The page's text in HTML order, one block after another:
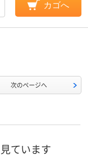
カゴへ
次のページへ
ています